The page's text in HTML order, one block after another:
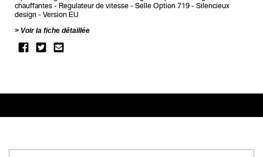
chauffantes
Regulateur de vitesse Selle Option 719
Silencieux
design
Version EU
Voir la fiche détaillée